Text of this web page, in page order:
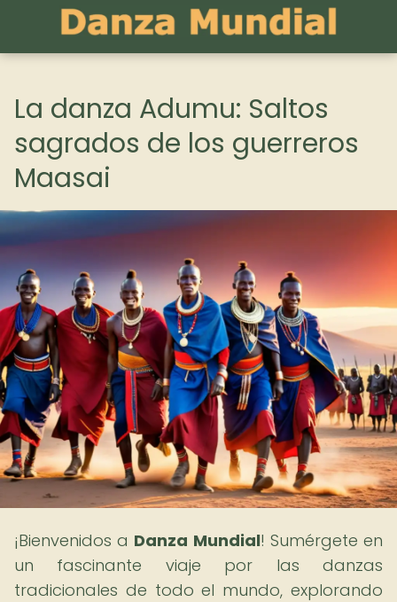
La danza Adumu: Saltos
sagrados de los guerreros
Maasai
¡Bienvenidos a Danza Mundial! Sumérgete en
un fascinante viaje por las danzas
tradicionales de todo el mundo, explorando